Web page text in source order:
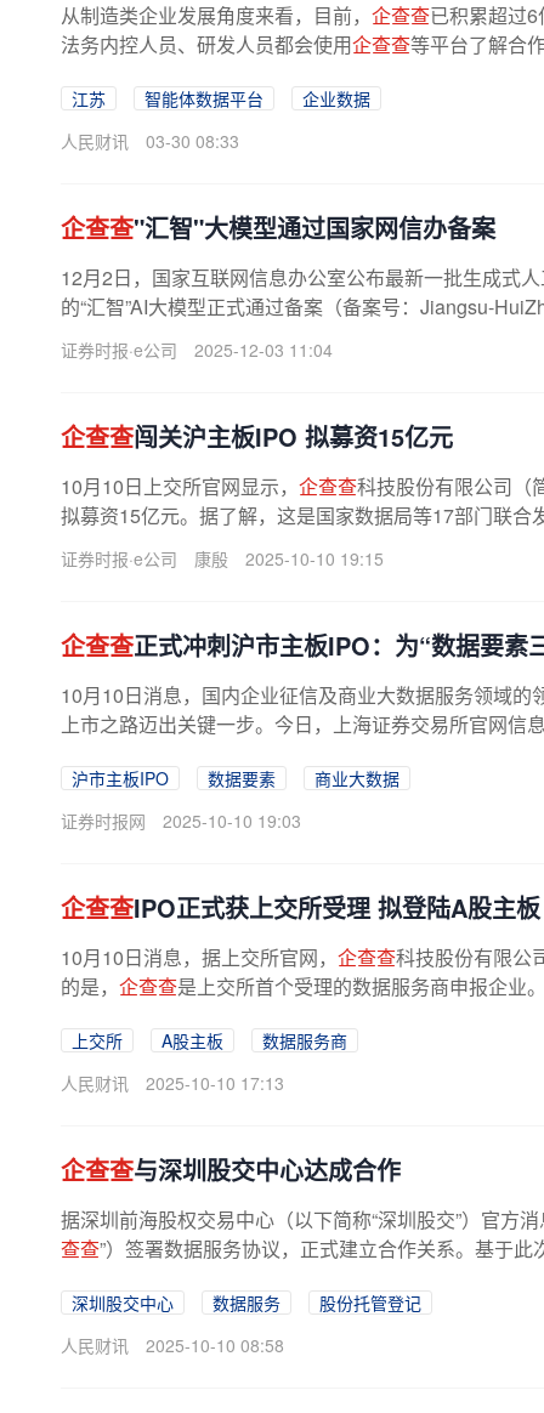
从制造类企业发展角度来看，目前， 企查查已积累超过
法务内控人员、研发人员都会使用企查查等平台了解合
江苏 智能体数据平台
企业数据
人民财讯
03-30 08:33
企查查"汇智"大模型通过国家网信办备案
12月2日，国家互联网信息办公室公布最新一批生成式
的“汇智”AI大模型正式通过备案（备案号：Jiangsu-
AI，All-in AI的重要里程碑。...
证券时报·e公司 2025-12-03 11:04
企查查闯关沪主板IPO 拟募资15亿元
10月10日上交所官网显示， 企查查科技股份有限公司（
拟募资15亿元。据了解，这是国家数据局等17部门联合
—2026年）》后，上交所受理的...
证券时报·e公司 康殷 2025-10-10 19:15
企查查正式冲刺沪市主板IPO：为“数据要素
10月10日消息，国内企业征信及商业大数据服务领域
上市之路迈出关键一步。今日，上海证券交易所官网信
沪市主板IPO 数据要素
商业大数据
证券时报网
2025-10-10 19:03
企查查IPO正式获上交所受理 拟登陆A股主板
10月10日消息，据上交所官网， 企查查科技股份有限公
的是， 企查查是上交所首个受理的数据服务商申报企业
上交所 A股主板
数据服务商
人民财讯
2025-10-10 17:13
企查查与深圳股交中心达成合作
据深圳前海股权交易中心（以下简称“深圳股交”）官方
查查”）签署数据服务协议，正式建立合作关系。基于
深圳股交中心 数据服务
股份托管登记
人民财讯
2025-10-10 08:58